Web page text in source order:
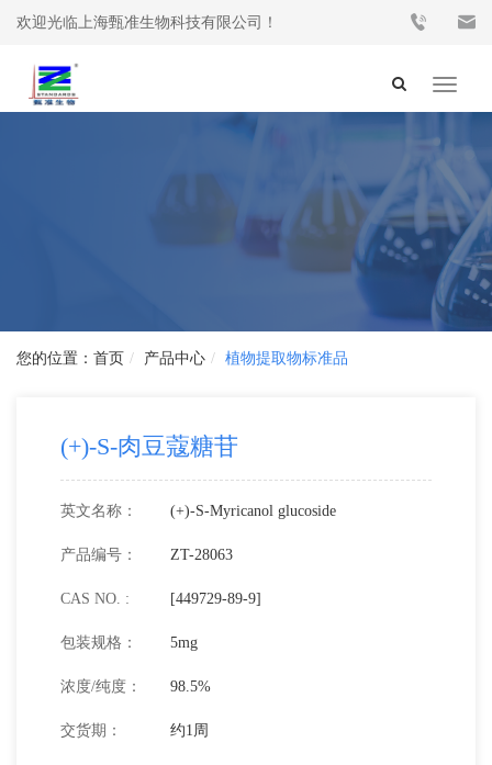
欢迎光临上海甄准生物科技有限公司！
Toggle
首页 产品中心 植物提取物标准品
(+)-S-肉豆蔻糖苷
英文名称： (+)-S-Myricanol glucoside
产品编号： ZT-28063
CAS NO. : [449729-89-9]
包装规格： 5mg
浓度/纯度： 98.5%
交货期： 约1周